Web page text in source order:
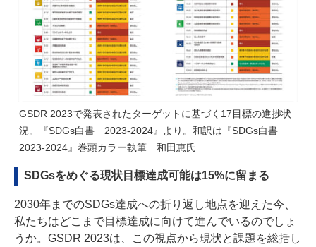
GSDR 2023で発表されたターゲットに基づく17目標の進捗状
況。『SDGs白書 2023-2024』より。和訳は『SDGs白書
2023-2024』巻頭カラー執筆 和田恵氏
SDGsをめぐる現状目標達成可能は15%に留まる
2030年までのSDGs達成への折り返し地点を迎えた今、
私たちはどこまで目標達成に向けて進んでいるのでしょ
うか。GSDR 2023は、この視点から現状と課題を総括し